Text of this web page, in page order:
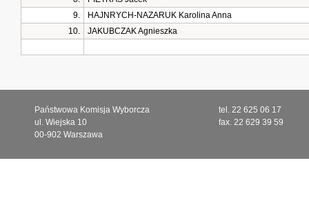
9.
HAJNRYCH-NAZARUK Karolina Anna
10.
JAKUBCZAK Agnieszka
Państwowa Komisja Wyborcza
ul. Wiejska 10
00-902 Warszawa
tel. 22 625 06 17
fax. 22 629 39 59